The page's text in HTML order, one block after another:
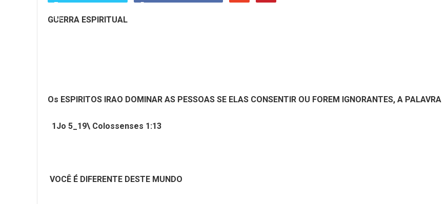
GUERRA ESPIRITUAL
Os ESPIRITOS IRAO DOMINAR AS PESSOAS SE ELAS CONSENTIR OU FOREM IGNORANTES, A PALAVRA
1Jo 5_19\ Colossenses 1:13
VOCÊ É DIFERENTE DESTE MUNDO